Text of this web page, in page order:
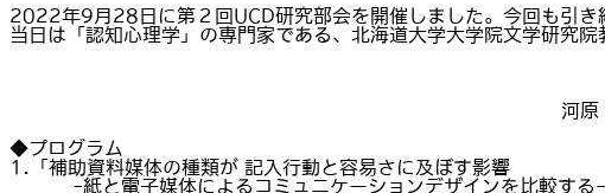
2022年9月28日に第２回UCD研究部会を開催しました。今回も引き
当日は「認知心理学」の専門家である、北海道大学大学院文学研究
河原
◆プログラム
1.「補助資料媒体の種類が 記入行動と容易さに及ぼす影響
-紙と電子媒体によるコミュニケーションデザインを比較する-